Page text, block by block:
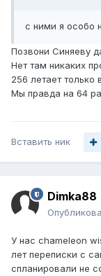
с ними я особо
Позвони Синяеву
Нет там никаких
256 летает только
Мы правда на 64
Вставить ник
Dimka88
У нас chameleon
лет переписки с
спланировали не